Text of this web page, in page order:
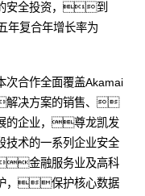
安全投资，到
年复合年增长率为
合作全面覆盖Akamai
解决方案的销售、
的企业，尊龙凯发
技术的一系列企业安全
金融服务业及高科
护，保护核心数据